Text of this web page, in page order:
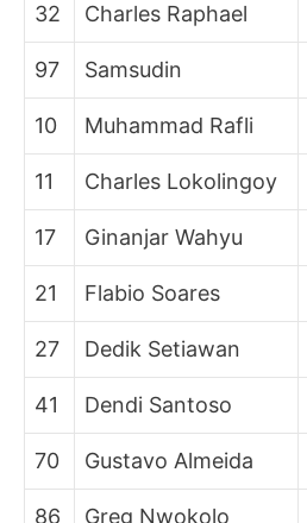
32 Charles Raphael
97 Samsudin
10 Muhammad Rafli
11 Charles Lokolingoy
17 Ginanjar Wahyu
21 Flabio Soares
27 Dedik Setiawan
41 Dendi Santoso
70 Gustavo Almeida
86 Greg Nwokolo